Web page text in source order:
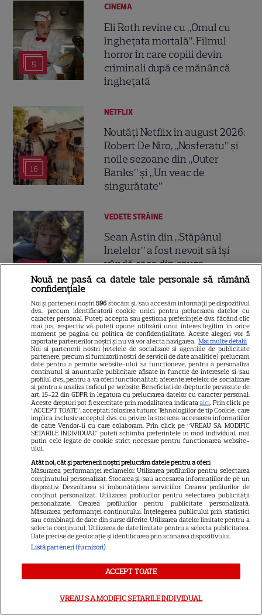
5
CINEMA
Eli Roth revine cu „Omul cu
înghețata mortală”. Filmul
horror în care copiii devin
criminali după ce mănâncă
înghețată
16
NETFLIX
Noutăți Netflix în august 2026:
Robert De Niro, „Nosferatu” și
noile sezoane din „Outer
Banks” și „Un veac de
singurătate”
14
VEDETE STRĂINE
Sean Astin din „Stăpânul
Inelelor” a fost nevoit să își
vândă casa din cauza
salariului mic: Câți bani a
14
VEDETE STRĂINE
Elon Musk, atac la adresa
regizorului premiat cu Oscar
care a realizat documentarul
despre viața sa. Filmul are 232
de minute
3
VEDETE STRĂINE
Marvel are un nou Black
Panther. David Jonsson preia
moștenirea lui Chadwick
Boseman
7
VEDETE STRĂINE
Ryan Gosling este noul Ghost
Anunțul făcut la Comic-Con i-
Nouă ne pasă ca datele tale personale să rămână
confidențiale
Noi și partenerii noștri596 stocăm și/sau accesăm informații pe dispozitivul
dvs., precum identificatorii cookie unici pentru prelucrarea datelor cu
caracter personal. Puteți accepta sau gestiona preferințele dvs. făcând clic
mai jos, respectiv vă puteți opune utilizării unui interes legitim în orice
moment pe pagina cu politica de confidențialitate. Aceste alegeri vor fi
raportate partenerilor noștri și nu vă vor afecta navigarea. Mai multe detalii
Noi si partenerii nostri (retelele de socializare si agentiile de publicitate
partenere, precum si furnizorii nostri de servicii de date analitice) prelucram
date pentru a permite website-ului sa functioneze, pentru a personaliza
continutul si anunturile publicitare afisate in functie de interesele si/sau
profilul dvs., pentru a va oferi functionalitati aferente retelelor de socializare
si pentru a analiza traficul pe website. Beneficiati de drepturile prevazute de
art. 15-22 din GDPR in legatura cu prelucrarea datelor cu caracter personal.
Aceste drepturi pot fi exercitate prin modalitatea indicataaici. Prin click pe
“ACCEPT TOATE”, acceptati folosirea tuturor Tehnologiilor de tip Cookie, care
implica inclusiv acceptul dvs. cu privire la stocarea/accesarea informatiilor
de catre Vendor-ii cu care colaboram. Prin click pe “VREAU SA MODIFIC
SETARILE INDIVIDUAL” puteti schimba preferintele in mod individual, mai
putin cele legate de cookie strict necesare pentru functionarea website-
ului.
Atât noi, cât și partenerii noștri prelucrăm datele pentru a oferi:
Măsurarea performanței reclamelor. Utilizarea profilurilor pentru selectarea
conținutului personalizat. Stocarea și/sau accesarea informațiilor de pe un
dispozitiv. Dezvoltarea și îmbunătățirea serviciilor. Crearea profilurilor de
conținut personalizat. Utilizarea profilurilor pentru selectarea publicității
personalizate. Crearea profilurilor pentru publicitate personalizată.
Măsurarea performanței conținutului. Înțelegerea publicului prin statistici
sau combinații de date din surse diferite. Utilizarea datelor limitate pentru a
selecta conținutul. Utilizarea de date limitate pentru a selecta publicitatea.
Date precise de geolocație și identificarea prin scanarea dispozitivului.
Listă parteneri (furnizori)
ACCEPT TOATE
VREAU SA MODIFIC SETARILE INDIVIDUAL